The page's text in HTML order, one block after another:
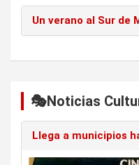
Un verano al Sur de
🎭Noticias
Llega a municipios